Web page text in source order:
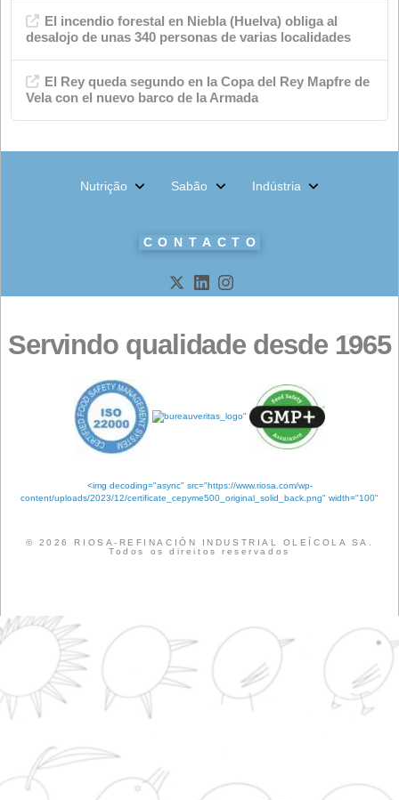
eventos
Indústria química
saboneteira
meta
Feed de entradas
Feed de comentários
WordPress.org
QUALIDADE
CERTIFICAÇÕES EMPRESA
EVENTOS PECUÁRIA